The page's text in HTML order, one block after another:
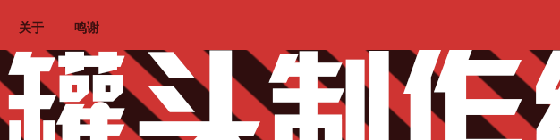
关于 鸣谢